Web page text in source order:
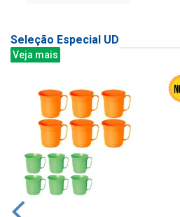
Seleção Especial UD
Veja mais